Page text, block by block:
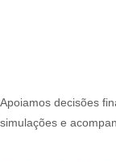
Apoiamos decisões
simulações e